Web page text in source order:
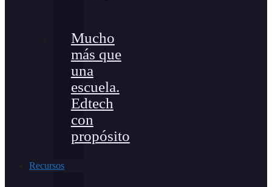
Mucho
más que
una
escuela.
Edtech
con
propósito
Recursos